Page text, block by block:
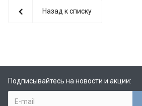
Назад к списку
Подписывайтесь на новости и акции: